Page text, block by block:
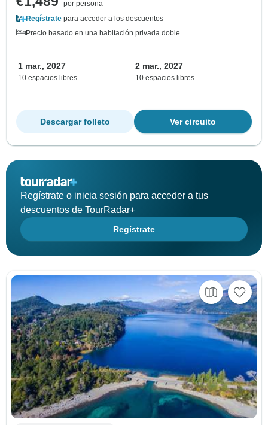
por persona
Regístrate para acceder a los descuentos
Precio basado en una habitación privada doble
1 mar., 2027
10 espacios libres
2 mar., 2027
10 espacios libres
Ver circuito
Descargar folleto
Regístrate o inicia sesión para acceder a tus
descuentos de TourRadar+
Regístrate